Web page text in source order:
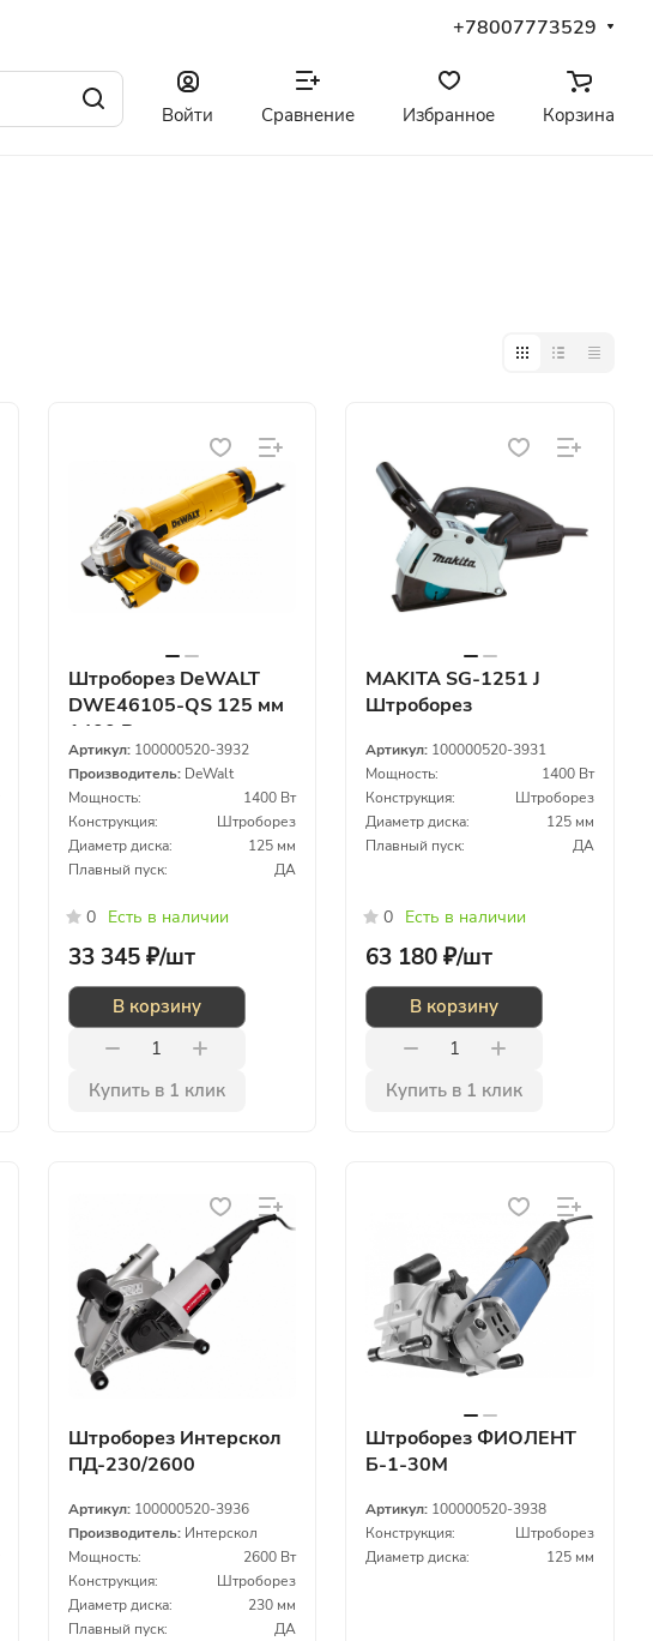
+78007773529
Войти Сравнение Избранное Корзина
Штроборез DeWALT
DWE46105-QS 125 мм
1400 Вт
Артикул: 100000520-3932
Производитель: DeWalt
Мощность:
1400 Вт
Конструкция:
Штроборез
Диаметр диска:
125 мм
Плавный пуск:
ДА
0 Есть в наличии
33 345 ₽/шт
В корзину
Купить в 1 клик
MAKITA SG-1251 J
Штроборез
Артикул: 100000520-3931
Мощность:
1400 Вт
Конструкция:
Штроборез
Диаметр диска:
125 мм
Плавный пуск:
ДА
0 Есть в наличии
63 180 ₽/шт
В корзину
Купить в 1 клик
Штроборез Интерскол
ПД-230/2600
Артикул: 100000520-3936
Производитель: Интерскол
Мощность:
2600 Вт
Конструкция:
Штроборез
Диаметр диска:
230 мм
Плавный пуск:
ДА
Штроборез ФИОЛЕНТ
Б-1-30М
Артикул: 100000520-3938
Конструкция:
Штроборез
Диаметр диска:
125 мм